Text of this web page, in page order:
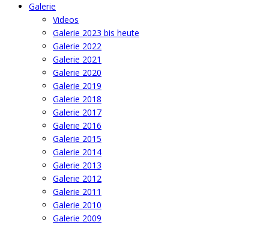
Galerie
Videos
Galerie 2023 bis heute
Galerie 2022
Galerie 2021
Galerie 2020
Galerie 2019
Galerie 2018
Galerie 2017
Galerie 2016
Galerie 2015
Galerie 2014
Galerie 2013
Galerie 2012
Galerie 2011
Galerie 2010
Galerie 2009